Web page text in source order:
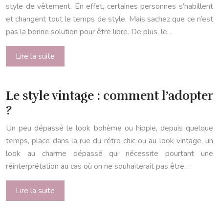
style de vêtement. En effet, certaines personnes s’habillent
et changent tout le temps de style. Mais sachez que ce n’est
pas la bonne solution pour être libre. De plus, le…
Lire la suite
Le style vintage : comment l’adopter
?
Un peu dépassé le look bohème ou hippie, depuis quelque
temps, place dans la rue du rétro chic ou au look vintage, un
look au charme dépassé qui nécessite pourtant une
réinterprétation au cas où on ne souhaiterait pas être…
Lire la suite